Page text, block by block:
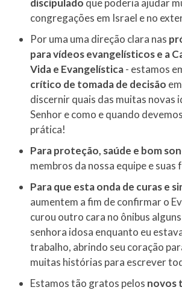
discipulado que poderia ajudar
congregações em Israel e no
Por uma uma direção clara nas
para vídeos evangelísticos e a
Vida e Evangelística- estamos
crítico de tomada de decisão
discernir quais das muitas novas
Senhor e como e quando
prática!
Para proteção, saúde e bom
membros da nossa equipe e suas
Para que esta onda de curas e
aumentem a fim de confirmar o
curou outro cara no ônibus
senhora idosa enquanto eu
trabalho, abrindo seu coração
muitas histórias para escrever
Estamos tão gratos pelos novos